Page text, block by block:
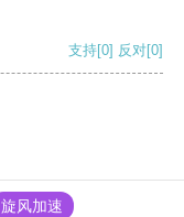
支持[0] 反对[0]
旋风加速